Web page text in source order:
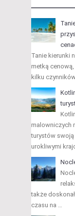
Tanie kierunki
metką
kilku
malowniczych
turystów
urokliwymi
także
czasu na …